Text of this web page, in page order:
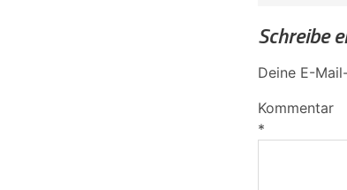
Schreibe
Deine E-
Kommentar
*